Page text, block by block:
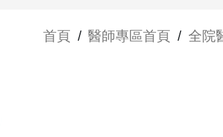
首頁 / 醫師專區首頁 / 全院